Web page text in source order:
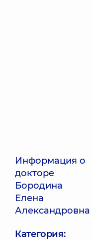
Информация о
докторе
Бородина
Елена
Александровна
Категория: